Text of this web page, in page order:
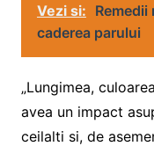
Vezi si:
caderea parului
„Lungimea,
avea un impact
ceilalti si, de